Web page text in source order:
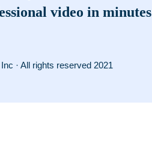
video in minutes
· All rights reserved 2021